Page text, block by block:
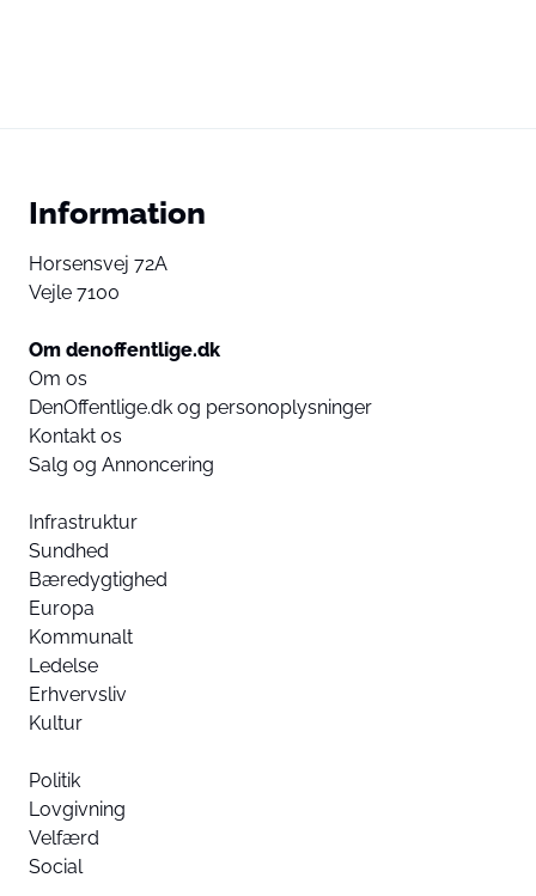
Information
Horsensvej 72A
Vejle 7100
Om denoffentlige.dk
Om os
DenOffentlige.dk og personoplysninger
Kontakt os
Salg og Annoncering
Infrastruktur
Sundhed
Bæredygtighed
Europa
Kommunalt
Ledelse
Erhvervsliv
Kultur
Politik
Lovgivning
Velfærd
Social